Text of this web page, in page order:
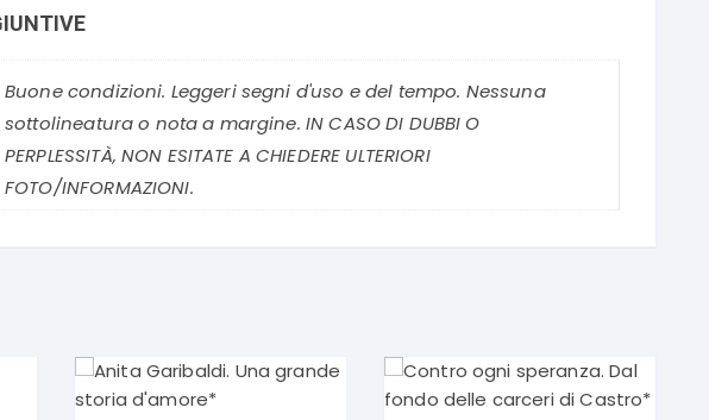
Buone condizioni. Leggeri segni d'uso e del tempo. Nessuna
sottolineatura o nota a margine. IN CASO DI DUBBI O
PERPLESSITÀ, NON ESITATE A CHIEDERE ULTERIORI
FOTO/INFORMAZIONI.